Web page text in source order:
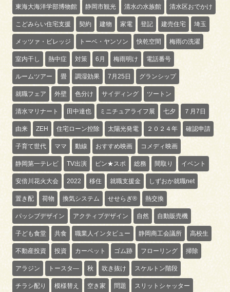
東海大海洋学部博物館 静岡市観光 清水の水族館 清水区おでかけ
こどみらい住宅支援 契約 建物 家電 登記 建売住宅 埼玉
メッツァ・ビレッジ トーベ・ヤンソン 快乾空間 梅雨の洗濯
室内干し 熱中症 対策 6月 梅雨明け 電話番号
ルームツアー 畳 調湿効果 7月25日 グランシップ
就職フェア 外壁 色分け サイディング ツートン
清水マリナート 田中達也 ミニチュアライフ展 七夕 ７月7日
由来 ZEH 住宅ローン控除 太陽光発電 ２０２４年 確認申請
子育て世代 ママ 動線 おすすめ映画 コメディ映画
静岡第一テレビ TV出演 ピン★スポ 総務 間取り イベント
安倍川花火大会 2022 移住 就職支援金 しずおか就職net
置き配 荷物 換気システム せせらぎ® 熱交換
パッシブデザイン アクティブデザイン 自然 自動販売機
子ども食堂 共食 職業人インタビュー 静岡商工会議所 高校生
不動産投資 投資 カーペット ゴム跡 フローリング 掃除
アラジン トースタ― 秋 吹き抜け スケルトン階段
チラシ配り 模様替え 空き家 問題 スリットシャッター